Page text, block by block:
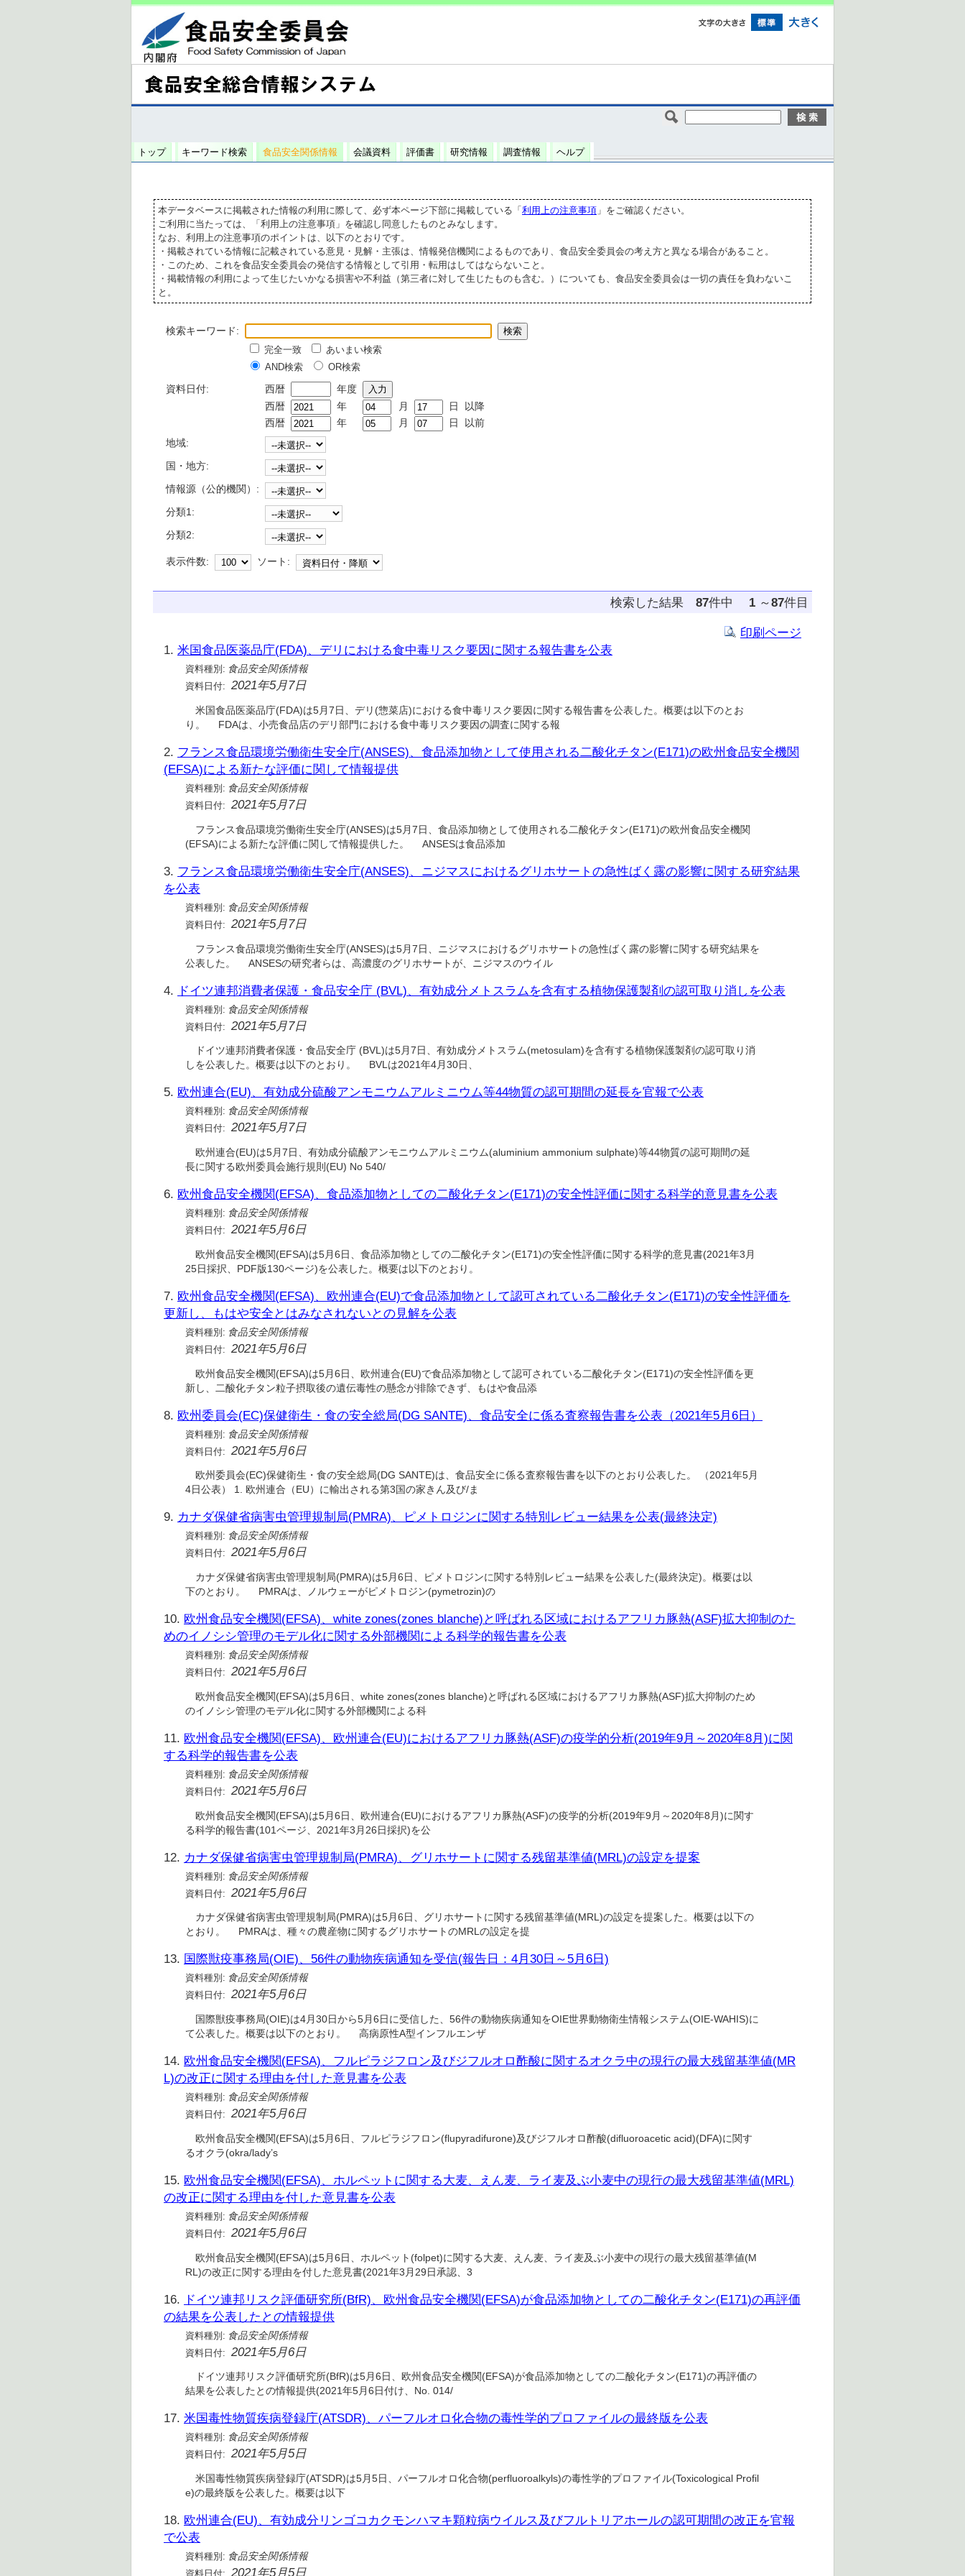
トップ キーワード検索 食品安全関係情報 会議資料 評価書 研究情報 調査情報 ヘルプ
本データベースに掲載された情報の利用に際して、必ず本ページ下部に掲載している「 利用上の注意事項 」をご確認ください。
ご利用に当たっては、「利用上の注意事項」を確認し同意したものとみなします。
なお、利用上の注意事項のポイントは、以下のとおりです。
・掲載されている情報に記載されている意見・見解・主張は、情報発信機関によるものであり、食品安全委員会の考え方と異なる場合があること。
・このため、これを食品安全委員会の発信する情報として引用・転用はしてはならないこと。
・掲載情報の利用によって生じたいかなる損害や不利益（第三者に対して生じたものも含む。）についても、食品安全委員会は一切の責任を負わないこ
と。
検索キーワード:
完全一致
あいまい検索
AND検索
OR検索
資料日付: 西暦
年度
西暦
年 月 日
以降
西暦
年 月 日
以前
地域:
国・地方:
情報源（公的機関）:
分類1:
分類2:
表示件数: ソート:
検索した結果 87件中 1 ～87件目
印刷ページ
1. 米国食品医薬品庁(FDA)、デリにおける食中毒リスク要因に関する報告書を公表
資料種別: 食品安全関係情報
資料日付: 2021年5月7日
米国食品医薬品庁(FDA)は5月7日、デリ(惣菜店)における食中毒リスク要因に関する報告書を公表した。概要は以下のとお
り。 FDAは、小売食品店のデリ部門における食中毒リスク要因の調査に関する報
2. フランス食品環境労働衛生安全庁(ANSES)、食品添加物として使用される二酸化チタン(E171)の欧州食品安全機関
(EFSA)による新たな評価に関して情報提供
資料種別: 食品安全関係情報
資料日付: 2021年5月7日
フランス食品環境労働衛生安全庁(ANSES)は5月7日、食品添加物として使用される二酸化チタン(E171)の欧州食品安全機関
(EFSA)による新たな評価に関して情報提供した。 ANSESは食品添加
3. フランス食品環境労働衛生安全庁(ANSES)、ニジマスにおけるグリホサートの急性ばく露の影響に関する研究結果
を公表
資料種別: 食品安全関係情報
資料日付: 2021年5月7日
フランス食品環境労働衛生安全庁(ANSES)は5月7日、ニジマスにおけるグリホサートの急性ばく露の影響に関する研究結果を
公表した。 ANSESの研究者らは、高濃度のグリホサートが、ニジマスのウイル
4. ドイツ連邦消費者保護・食品安全庁 (BVL)、有効成分メトスラムを含有する植物保護製剤の認可取り消しを公表
資料種別: 食品安全関係情報
資料日付: 2021年5月7日
ドイツ連邦消費者保護・食品安全庁 (BVL)は5月7日、有効成分メトスラム(metosulam)を含有する植物保護製剤の認可取り消
しを公表した。概要は以下のとおり。 BVLは2021年4月30日、
5. 欧州連合(EU)、有効成分硫酸アンモニウムアルミニウム等44物質の認可期間の延長を官報で公表
資料種別: 食品安全関係情報
資料日付: 2021年5月7日
欧州連合(EU)は5月7日、有効成分硫酸アンモニウムアルミニウム(aluminium ammonium sulphate)等44物質の認可期間の延
長に関する欧州委員会施行規則(EU) No 540/
6. 欧州食品安全機関(EFSA)、食品添加物としての二酸化チタン(E171)の安全性評価に関する科学的意見書を公表
資料種別: 食品安全関係情報
資料日付: 2021年5月6日
欧州食品安全機関(EFSA)は5月6日、食品添加物としての二酸化チタン(E171)の安全性評価に関する科学的意見書(2021年3月
25日採択、PDF版130ページ)を公表した。概要は以下のとおり。
7. 欧州食品安全機関(EFSA)、欧州連合(EU)で食品添加物として認可されている二酸化チタン(E171)の安全性評価を
更新し、もはや安全とはみなされないとの見解を公表
資料種別: 食品安全関係情報
資料日付: 2021年5月6日
欧州食品安全機関(EFSA)は5月6日、欧州連合(EU)で食品添加物として認可されている二酸化チタン(E171)の安全性評価を更
新し、二酸化チタン粒子摂取後の遺伝毒性の懸念が排除できず、もはや食品添
8. 欧州委員会(EC)保健衛生・食の安全総局(DG SANTE)、食品安全に係る査察報告書を公表（2021年5月6日）
資料種別: 食品安全関係情報
資料日付: 2021年5月6日
欧州委員会(EC)保健衛生・食の安全総局(DG SANTE)は、食品安全に係る査察報告書を以下のとおり公表した。 （2021年5月
4日公表） 1. 欧州連合（EU）に輸出される第3国の家きん及び/ま
9. カナダ保健省病害虫管理規制局(PMRA)、ピメトロジンに関する特別レビュー結果を公表(最終決定)
資料種別: 食品安全関係情報
資料日付: 2021年5月6日
カナダ保健省病害虫管理規制局(PMRA)は5月6日、ピメトロジンに関する特別レビュー結果を公表した(最終決定)。概要は以
下のとおり。 PMRAは、ノルウェーがピメトロジン(pymetrozin)の
10. 欧州食品安全機関(EFSA)、white zones(zones blanche)と呼ばれる区域におけるアフリカ豚熱(ASF)拡大抑制のた
めのイノシシ管理のモデル化に関する外部機関による科学的報告書を公表
資料種別: 食品安全関係情報
資料日付: 2021年5月6日
欧州食品安全機関(EFSA)は5月6日、white zones(zones blanche)と呼ばれる区域におけるアフリカ豚熱(ASF)拡大抑制のため
のイノシシ管理のモデル化に関する外部機関による科
11. 欧州食品安全機関(EFSA)、欧州連合(EU)におけるアフリカ豚熱(ASF)の疫学的分析(2019年9月～2020年8月)に関
する科学的報告書を公表
資料種別: 食品安全関係情報
資料日付: 2021年5月6日
欧州食品安全機関(EFSA)は5月6日、欧州連合(EU)におけるアフリカ豚熱(ASF)の疫学的分析(2019年9月～2020年8月)に関す
る科学的報告書(101ページ、2021年3月26日採択)を公
12. カナダ保健省病害虫管理規制局(PMRA)、グリホサートに関する残留基準値(MRL)の設定を提案
資料種別: 食品安全関係情報
資料日付: 2021年5月6日
カナダ保健省病害虫管理規制局(PMRA)は5月6日、グリホサートに関する残留基準値(MRL)の設定を提案した。概要は以下の
とおり。 PMRAは、種々の農産物に関するグリホサートのMRLの設定を提
13. 国際獣疫事務局(OIE)、56件の動物疾病通知を受信(報告日：4月30日～5月6日)
資料種別: 食品安全関係情報
資料日付: 2021年5月6日
国際獣疫事務局(OIE)は4月30日から5月6日に受信した、56件の動物疾病通知をOIE世界動物衛生情報システム(OIE-WAHIS)に
て公表した。概要は以下のとおり。 高病原性A型インフルエンザ
14. 欧州食品安全機関(EFSA)、フルピラジフロン及びジフルオロ酢酸に関するオクラ中の現行の最大残留基準値(MR
L)の改正に関する理由を付した意見書を公表
資料種別: 食品安全関係情報
資料日付: 2021年5月6日
欧州食品安全機関(EFSA)は5月6日、フルピラジフロン(flupyradifurone)及びジフルオロ酢酸(difluoroacetic acid)(DFA)に関す
るオクラ(okra/lady’s
15. 欧州食品安全機関(EFSA)、ホルペットに関する大麦、えん麦、ライ麦及ぶ小麦中の現行の最大残留基準値(MRL)
の改正に関する理由を付した意見書を公表
資料種別: 食品安全関係情報
資料日付: 2021年5月6日
欧州食品安全機関(EFSA)は5月6日、ホルペット(folpet)に関する大麦、えん麦、ライ麦及ぶ小麦中の現行の最大残留基準値(M
RL)の改正に関する理由を付した意見書(2021年3月29日承認、3
16.
ドイツ連邦リスク評価研究所(BfR)、欧州食品安全機関(EFSA)が食品添加物としての二酸化チタン(E171)の再評価
の結果を公表したとの情報提供
資料種別: 食品安全関係情報
資料日付: 2021年5月6日
ドイツ連邦リスク評価研究所(BfR)は5月6日、欧州食品安全機関(EFSA)が食品添加物としての二酸化チタン(E171)の再評価の
結果を公表したとの情報提供(2021年5月6日付け、No. 014/
17. 米国毒性物質疾病登録庁(ATSDR)、パーフルオロ化合物の毒性学的プロファイルの最終版を公表
資料種別: 食品安全関係情報
資料日付: 2021年5月5日
米国毒性物質疾病登録庁(ATSDR)は5月5日、パーフルオロ化合物(perfluoroalkyls)の毒性学的プロファイル(Toxicological Profil
e)の最終版を公表した。概要は以下
18. 欧州連合(EU)、有効成分リンゴコカクモンハマキ顆粒病ウイルス及びフルトリアホールの認可期間の改正を官報
で公表
資料種別: 食品安全関係情報
資料日付: 2021年5月5日